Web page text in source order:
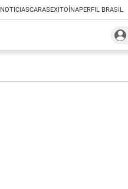
NOTICIASCARASEXITOÍNAPERFIL BRASIL